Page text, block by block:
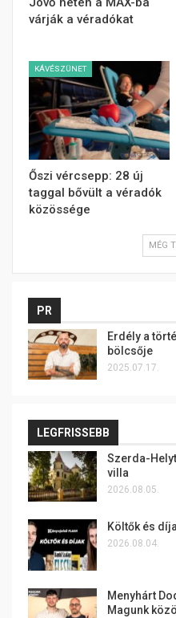
várják a véradókat
KÁVÉSZÜNET
Őszi vércsepp: 28 új
taggal bővült a véradók
közössége
MÉG
PR
Erdély a
bölcsője
2025.07.17.
LEGFRISSEBB
Szerda-
villa
2026.08.05.
Költők és
2026.08.04.
Menyhárt
Magunk